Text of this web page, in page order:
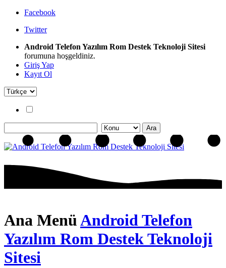
Facebook
Twitter
Android Telefon Yazılım Rom Destek Teknoloji Sitesi
forumuna hoşgeldiniz.
Giriş Yap
Kayıt Ol
Ana MenüAndroid Telefon
Yazılım Rom Destek Teknoloji
Sitesi